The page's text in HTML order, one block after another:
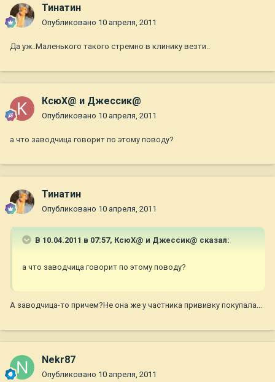
Тинатин
Опубликовано 10 апреля, 2011
Да уж..Маленького такого стремно в клинику везти..
КсюХ@ и Джессик@
Опубликовано 10 апреля, 2011
а что заводчица говорит по этому поводу?
Тинатин
Опубликовано 10 апреля, 2011
В 10.04.2011 в 07:57, КсюХ@ и Джессик@ сказал:
а что заводчица говорит по этому поводу?
А заводчица-то причем?Не она же у частника прививку покупала...
Nekr87
Опубликовано 10 апреля, 2011